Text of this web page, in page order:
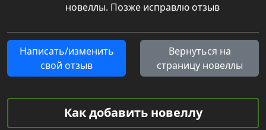
новеллы. Позже исправлю отзыв
Написать/изменить
свой отзыв
Вернуться на
страницу новеллы
Как добавить новеллу